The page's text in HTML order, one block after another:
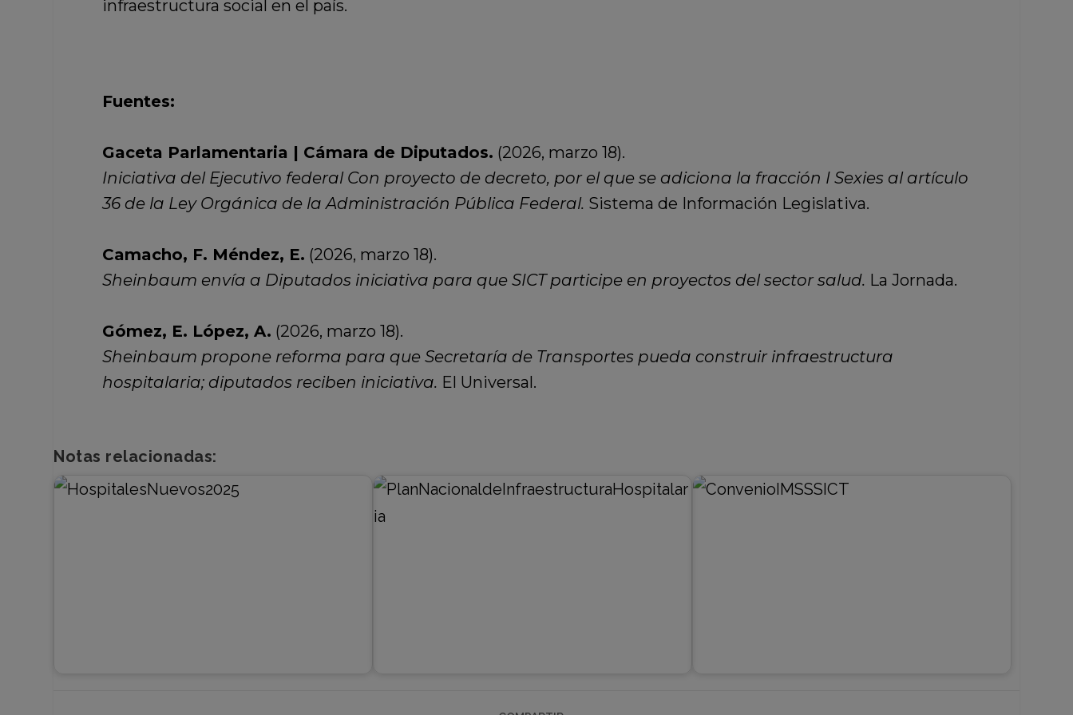
infraestructura social en el país.
Fuentes:
Gaceta Parlamentaria | Cámara de Diputados. (2026, marzo 18).
Iniciativa del Ejecutivo federal Con proyecto de decreto, por el que se adiciona la fracción I Sexies al artículo
36 de la Ley Orgánica de la Administración Pública Federal. Sistema de Información Legislativa.
Camacho, F. Méndez, E. (2026, marzo 18).
Sheinbaum envía a Diputados iniciativa para que SICT participe en proyectos del sector salud. La Jornada.
Gómez, E. López, A. (2026, marzo 18).
Sheinbaum propone reforma para que Secretaría de Transportes pueda construir infraestructura
hospitalaria; diputados reciben iniciativa. El Universal.
Notas relacionadas: